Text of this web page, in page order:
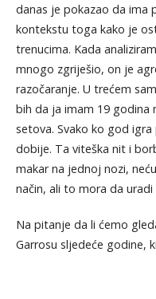
danas je pokazao da ima
kontekstu toga kako je
trenucima. Kada
mnogo zgriješio, on je
razočaranje. U trećem
bih da ja imam 19 godina
setova. Svako ko god
dobije. Ta viteška nit i
makar na jednoj nozi,
način, ali to mora da
Na pitanje da li ćemo
Garrosu sljedeće godine,